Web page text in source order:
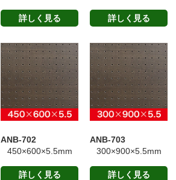
詳しく見る 詳しく見る
ANB-702
450×600×5.5mm
詳しく見る
ANB-703
300×900×5.5mm
詳しく見る